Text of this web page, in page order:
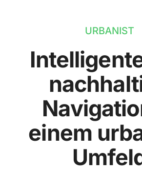
URBANIST
einem